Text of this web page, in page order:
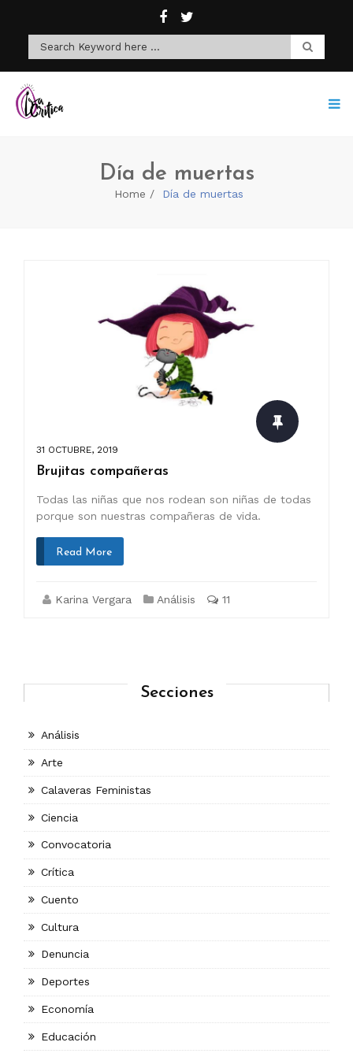
Día de muertas
Home Día de muertas
31 OCTUBRE, 2019
Brujitas compañeras
Todas las niñas que nos rodean son niñas de todas
porque son nuestras compañeras de vida.
Read More
Karina Vergara Análisis 11
Secciones
Análisis
Arte
Calaveras Feministas
Ciencia
Convocatoria
Crítica
Cuento
Cultura
Denuncia
Deportes
Economía
Educación